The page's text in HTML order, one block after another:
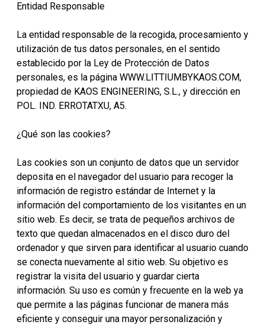
Entidad Responsable
La entidad responsable de la recogida, procesamiento y
utilización de tus datos personales, en el sentido
establecido por la Ley de Protección de Datos
personales, es la página WWW.LITTIUMBYKAOS.COM,
propiedad de KAOS ENGINEERING, S.L., y dirección en
POL. IND. ERROTATXU, A5.
¿Qué son las cookies?
Las cookies son un conjunto de datos que un servidor
deposita en el navegador del usuario para recoger la
información de registro estándar de Internet y la
información del comportamiento de los visitantes en un
sitio web. Es decir, se trata de pequeños archivos de
texto que quedan almacenados en el disco duro del
ordenador y que sirven para identificar al usuario cuando
se conecta nuevamente al sitio web. Su objetivo es
registrar la visita del usuario y guardar cierta
información. Su uso es común y frecuente en la web ya
que permite a las páginas funcionar de manera más
eficiente y conseguir una mayor personalización y